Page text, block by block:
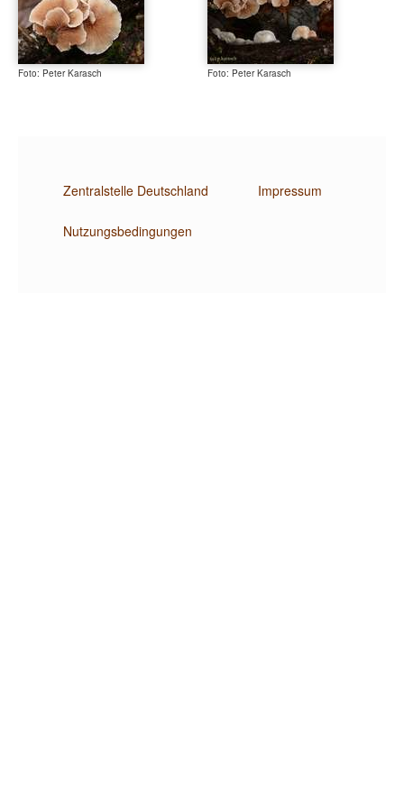
Foto: Peter Karasch Foto: Peter Karasch
Zentralstelle Deutschland Impressum
Nutzungsbedingungen